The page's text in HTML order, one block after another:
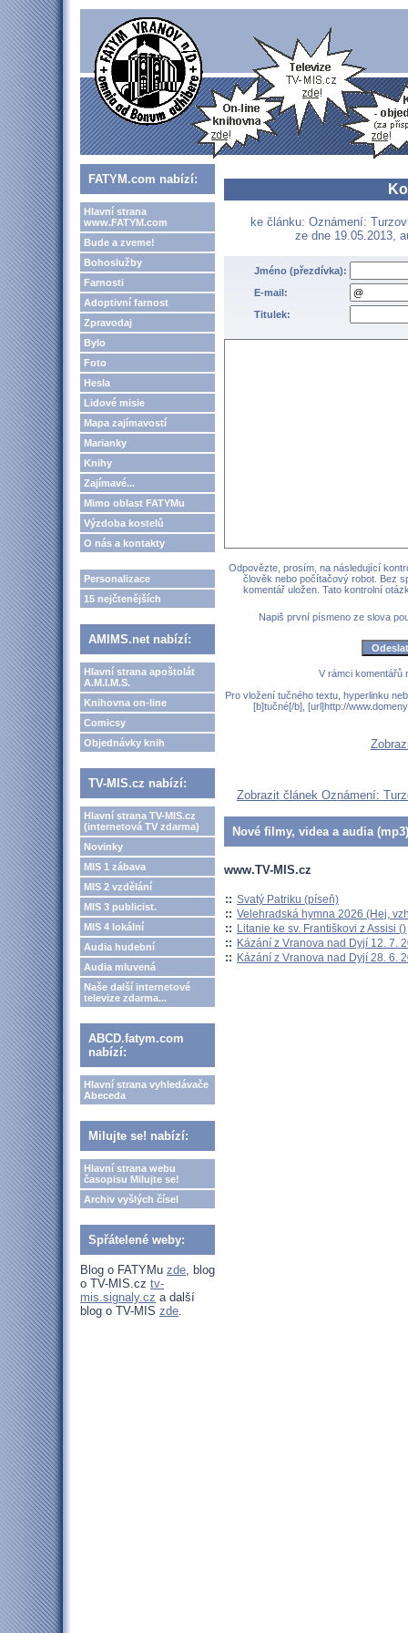
FATYM.com nabízí:
Hlavní strana
www.FATYM.com
Bude a zveme!
Bohoslužby
Farnosti
Adoptivní farnost
Zpravodaj
Bylo
Foto
Hesla
Lidové misie
Mapa zajímavostí
Marianky
Knihy
Zajímavé...
Mimo oblast FATYMu
Výzdoba kostelů
O nás a kontakty
Personalizace
15 nejčtenějších
AMIMS.net nabízí:
Hlavní strana apoštolát
A.M.I.M.S.
Knihovna on-line
Comicsy
Objednávky knih
TV-MIS.cz nabízí:
Hlavní strana TV-MIS.cz
(internetová TV zdarma)
Novinky
MIS 1 zábava
MIS 2 vzdělání
MIS 3 publicist.
MIS 4 lokální
Audia hudební
Audia mluvená
Naše další internetové
televize zdarma...
ABCD.fatym.com
nabízí:
Hlavní strana vyhledávače
Abeceda
Milujte se! nabízí:
Hlavní strana webu
časopisu Milujte se!
Archiv vyšlých čísel
Spřátelené weby:
Blog o FATYMu zde, blog
o TV-MIS.cz tv-
mis.signaly.cz a další
blog o TV-MIS zde.
ke článku: Oznámení:
ze dne 19.05.2013,
Jméno (přezdívka):
E-mail:
Titulek:
Odpovězte, prosím, na následující
člověk nebo počítačový robot. Bez
komentář uložen. Tato kontrolní
Napiš první písmeno ze slova
V rámci komentářů
Pro vložení tučného textu, hyperlinku
[b]tučné[/b], [url]http://
Zobrazit článek Oznámení:
Nové filmy, videa a audia
www.TV-MIS.cz
:: Svatý Patriku (píseň)
:: Velehradská hymna 2026 (Hej,
:: Litanie ke sv. Františkovi z Assisi ()
:: Kázání z Vranova nad Dyjí 12. 7.
:: Kázání z Vranova nad Dyjí 28. 6.